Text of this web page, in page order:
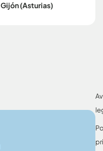
Gijón (Asturias)